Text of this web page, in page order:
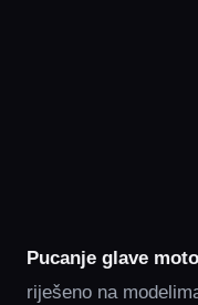
Pucanje glave
riješeno na